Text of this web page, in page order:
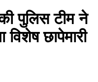
पुलिस टीम ने
छापेमारी